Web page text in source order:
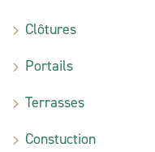
Clôtures
Portails
Terrasses
Constuction